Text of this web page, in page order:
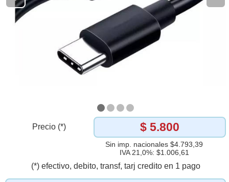
Precio (*) $ 5.800
Sin imp. nacionales $4.793,39
IVA 21,0%: $1.006,61
(*) efectivo, debito, transf, tarj credito en 1 pago